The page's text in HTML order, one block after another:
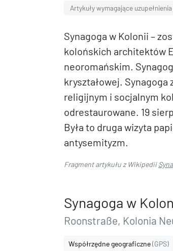
Artykuły wymagające
Synagoga w Kolonii –
kolońskich architektów
neoromańskim.
kryształowej. Synagoga
religijnym i socjalnym
odrestaurowane. 19
Była to druga wizyta
antysemityzm.
Fragment artykułu z Wikipedii
Synagoga w
Roonstraße, Kolonia
Współrzędne geograficzne(GPS)